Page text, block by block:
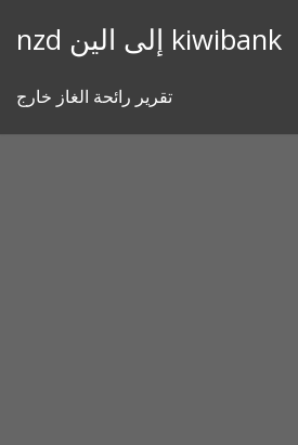
nzd إلى الين kiwibank
تقرير رائحة الغاز خارج